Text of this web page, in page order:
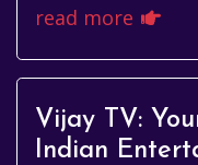
किया है। हम बात कर
read more
Vijay TV:
Indian